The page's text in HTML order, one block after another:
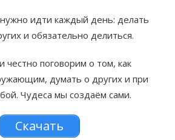
идти каждый день: делать
и обязательно делиться.
честно поговорим о том, как
думать о других и при
Чудеса мы создаём сами.
Скачать